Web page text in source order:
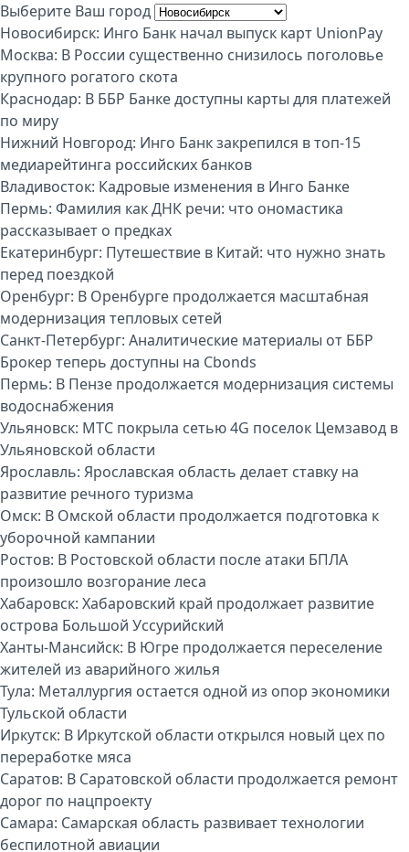
Выберите Ваш город
Новосибирск: Инго Банк начал выпуск карт UnionPay
Москва: В России существенно снизилось поголовье
крупного рогатого скота
Краснодар: В ББР Банке доступны карты для платежей
по миру
Нижний Новгород: Инго Банк закрепился в топ-15
медиарейтинга российских банков
Владивосток: Кадровые изменения в Инго Банке
Пермь: Фамилия как ДНК речи: что ономастика
рассказывает о предках
Екатеринбург: Путешествие в Китай: что нужно знать
перед поездкой
Оренбург: В Оренбурге продолжается масштабная
модернизация тепловых сетей
Санкт-Петербург: Аналитические материалы от ББР
Брокер теперь доступны на Cbonds
Пермь: В Пензе продолжается модернизация системы
водоснабжения
Ульяновск: МТС покрыла сетью 4G поселок Цемзавод в
Ульяновской области
Ярославль: Ярославская область делает ставку на
развитие речного туризма
Омск: В Омской области продолжается подготовка к
уборочной кампании
Ростов: В Ростовской области после атаки БПЛА
произошло возгорание леса
Хабаровск: Хабаровский край продолжает развитие
острова Большой Уссурийский
Ханты-Мансийск: В Югре продолжается переселение
жителей из аварийного жилья
Тула: Металлургия остается одной из опор экономики
Тульской области
Иркутск: В Иркутской области открылся новый цех по
переработке мяса
Саратов: В Саратовской области продолжается ремонт
дорог по нацпроекту
Самара: Самарская область развивает технологии
беспилотной авиации